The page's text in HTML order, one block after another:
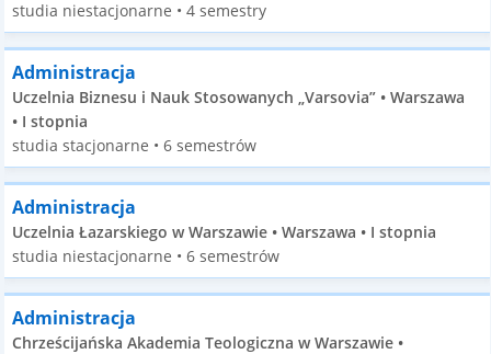
studia niestacjonarne • 4 semestry
Administracja
Uczelnia Biznesu i Nauk Stosowanych „Varsovia” • Warszawa
• I stopnia
studia stacjonarne • 6 semestrów
Administracja
Uczelnia Łazarskiego w Warszawie • Warszawa • I stopnia
studia niestacjonarne • 6 semestrów
Administracja
Chrześcijańska Akademia Teologiczna w Warszawie •